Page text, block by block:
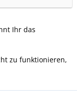
Ihr das
zu funktionieren,